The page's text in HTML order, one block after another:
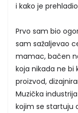
i kako je
Prvo sam bio
sam sažaljevao
mamac, bačen
koja nikada ne bi
proizvod,
Muzička
kojim se startuju